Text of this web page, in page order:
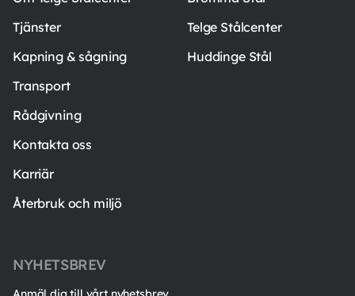
Telge Stålcenter
Huddinge Stål
Tjänster
Kapning & sågning
Transport
Rådgivning
Kontakta oss
Karriär
Återbruk och miljö
NYHETSBREV